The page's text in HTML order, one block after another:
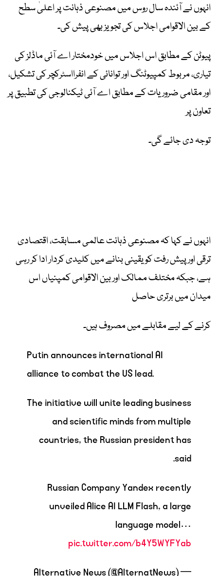
انہوں نے آئندہ سال روس میں مصنوعی ذہانت پر اعلیٰ سطح
کے بین الاقوامی اجلاس کی تجویز بھی پیش کی۔
پیوٹن کے مطابق اس اجلاس میں خودمختار اے آئی ماڈلز کی
تیاری، مربوط کمپیوٹنگ اور توانائی کے انفرااسٹرکچر کی تشکیل،
اور مقامی ضروریات کے مطابق اے آئی ٹیکنالوجی کی تطبیق پر
تعاون پر
توجہ دی جائے گی۔
انہوں نے کہا کہ مصنوعی ذہانت عالمی مسابقت، اقتصادی
ترقی اور پیش رفت کو یقینی بنانے میں کلیدی کردار ادا کر رہی
ہے، جبکہ مختلف ممالک اور بین الاقوامی کمپنیاں اس
میدان میں برتری حاصل
کرنے کے لیے مقابلے میں مصروف ہیں۔
Putin announces international AI
alliance to combat the US lead.
The initiative will unite leading business
and scientific minds from multiple
countries, the Russian president has
said.
Russian Company Yandex recently
unveiled Alice AI LLM Flash, a large
language model…
pic.twitter.com/b4Y5WYFYab
— Alternative News (@AlternatNews)